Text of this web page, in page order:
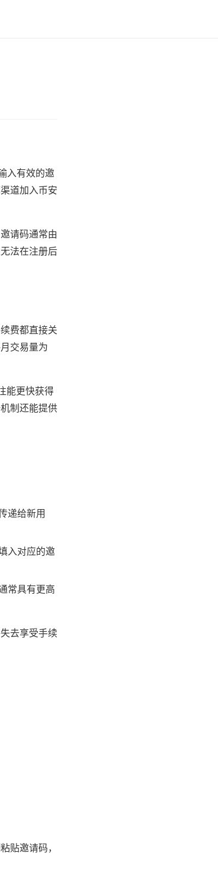
入有效的邀
道加入币安
请码通常由
法在注册后
费都直接关
交易量为
能更快获得
制还能提供
递给新用
入对应的邀
常具有更高
去享受手续
贴邀请码，